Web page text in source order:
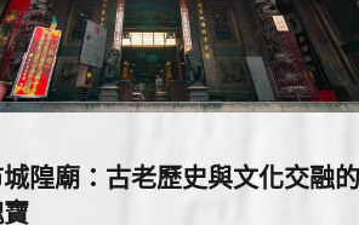
隍廟：古老歷史與文化交融的